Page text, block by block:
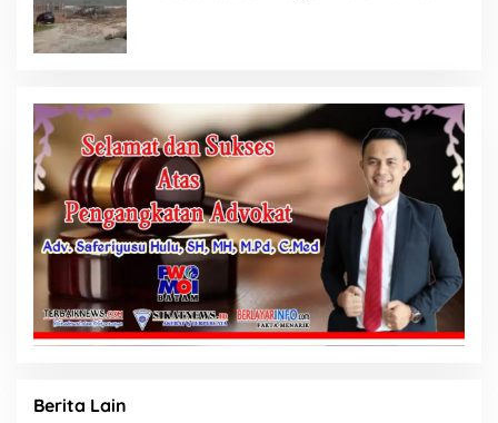
Berita Lain